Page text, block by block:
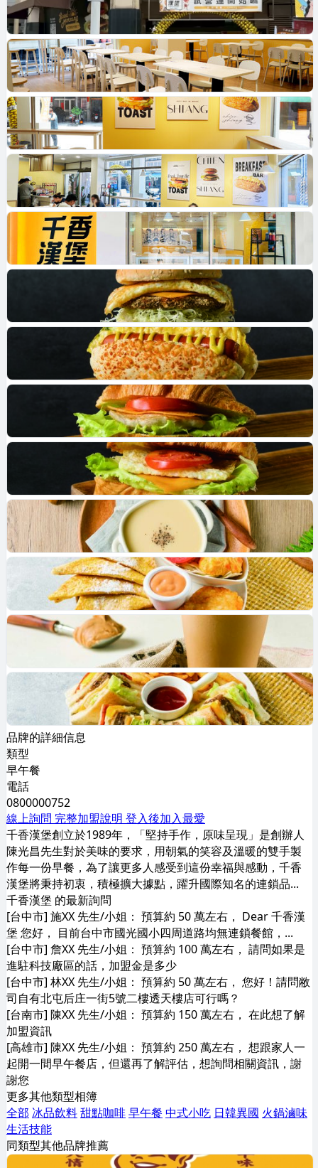
品牌的詳細信息
類型
早午餐
電話
0800000752
線上詢問 完整加盟說明 登入後加入最愛
千香漢堡創立於1989年，「堅持手作，原味呈現」是創辦人
陳光昌先生對於美味的要求，用朝氣的笑容及溫暖的雙手製
作每一份早餐，為了讓更多人感受到這份幸福與感動，千香
漢堡將秉持初衷，積極擴大據點，躍升國際知名的連鎖品...
千香漢堡 的最新詢問
[台中市] 施XX 先生/小姐： 預算約 50 萬左右， Dear 千香漢
堡 您好， 目前台中市國光國小四周道路均無連鎖餐館，...
[台中市] 詹XX 先生/小姐： 預算約 100 萬左右， 請問如果是
進駐科技廠區的話，加盟金是多少
[台中市] 林XX 先生/小姐： 預算約 50 萬左右， 您好！請問敝
司自有北屯后庄一街5號二樓透天樓店可行嗎？
[台南市] 陳XX 先生/小姐： 預算約 150 萬左右， 在此想了解
加盟資訊
[高雄市] 陳XX 先生/小姐： 預算約 250 萬左右， 想跟家人一
起開一間早午餐店，但還再了解評估，想詢問相關資訊，謝
謝您
更多其他類型相簿
全部 冰品飲料甜點咖啡早午餐 中式小吃 日韓異國 火鍋滷味
生活技能
同類型其他品牌推薦